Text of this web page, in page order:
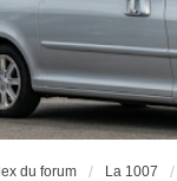
du forum La 1007